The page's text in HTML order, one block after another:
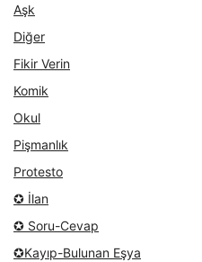
Aşk
Diğer
Fikir Verin
Komik
Okul
Pişmanlık
Protesto
✪ İlan
✪ Soru-Cevap
✪Kayıp-Bulunan Eşya